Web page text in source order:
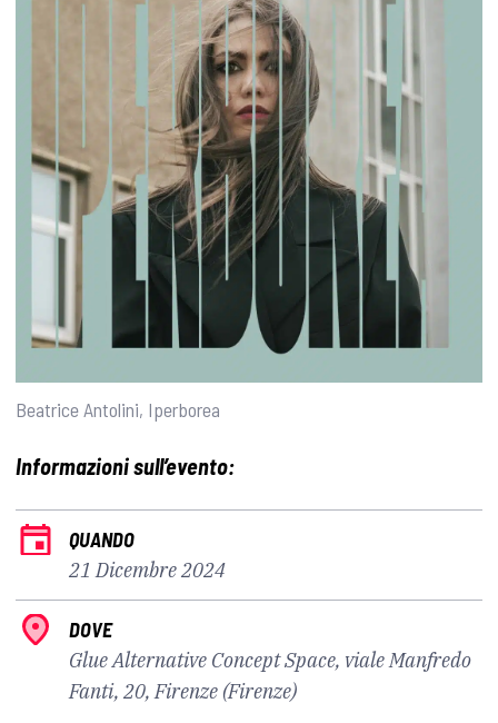
Beatrice Antolini, Iperborea
Informazioni sull’evento:
QUANDO
21 Dicembre 2024
DOVE
Glue Alternative Concept Space, viale Manfredo
Fanti, 20, Firenze (Firenze)